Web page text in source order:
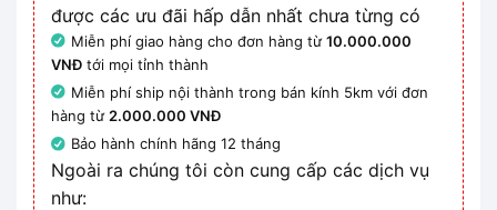
được các ưu đãi hấp dẫn nhất chưa từng có
Miễn phí giao hàng cho đơn hàng từ10.000.000
VNĐ tới mọi tỉnh thành
Miễn phí ship nội thành trong bán kính 5km với đơn
hàng từ2.000.000 VNĐ
Bảo hành chính hãng 12 tháng
Ngoài ra chúng tôi còn cung cấp các dịch vụ
như: